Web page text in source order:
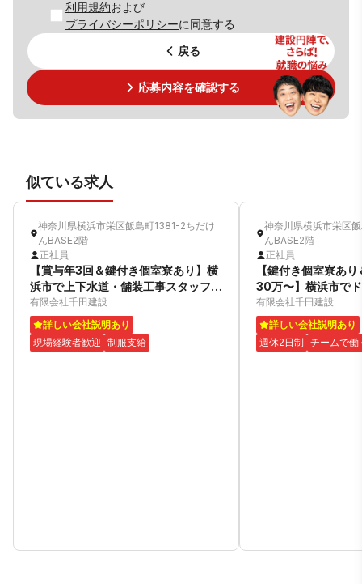
利用規約および
プライバシーポリシーに同意する
戻る
応募内容を確認する
似ている求人
神奈川県横浜市栄区飯島町1381-2ちだけ
んBASE2階
正社員
【賞与年3回＆鍵付き個室寮あり】横
浜市で上下水道・舗装工事スタッフ募
集！
有限会社千田建設
詳しい会社説明あり
現場経験者歓迎 制服支給
神奈川県横浜市栄区
んBASE2階
正社員
【鍵付き個室寮あ
30万〜】横浜市で
有限会社千田建設
詳しい会社説明あり
週休2日制 チームで働